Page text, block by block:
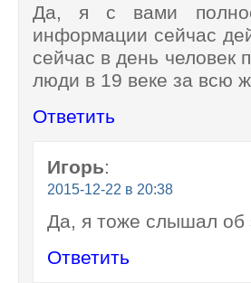
Да, я с вами
информации сейчас
сейчас в день
люди в 19 веке за всю
Ответить
Игорь:
2015-12-22 в 20:38
Да, я тоже слышал об
Ответить